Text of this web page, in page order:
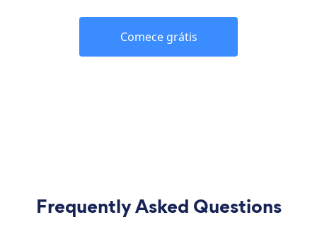
Comece grátis
Frequently Asked Questions